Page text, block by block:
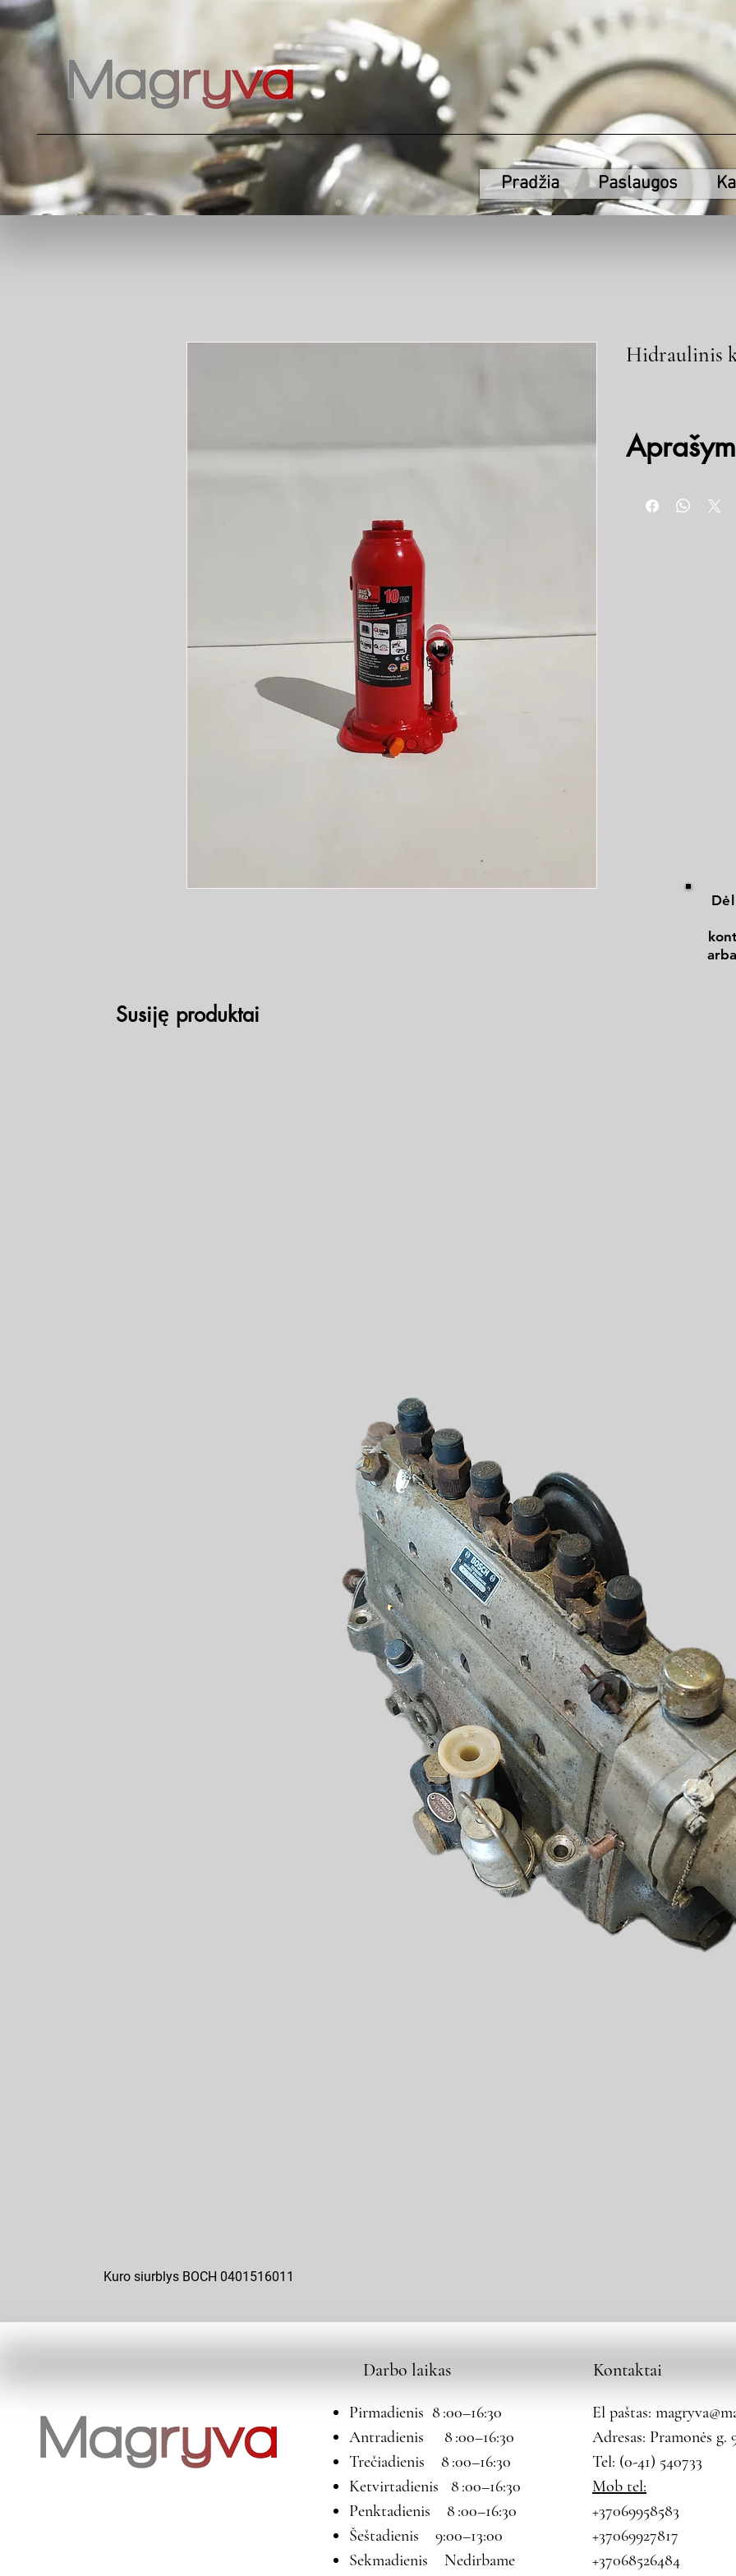
Pradžia Paslaugos
Hidraulinis
Torin Big Red
Susiję produktai
Kuro siurblys BOCH 0401516011
Darbo laikas
Pirmadienis 8 :00–16:30
Antradienis 8 :00–16:30
Trečiadienis 8 :00–16:30
Ketvirtadienis 8 :00–16:30
Penktadienis 8 :00–16:30
Šeštadienis 9:00–13:00
Sekmadienis Nedirbame
Kontaktai
El paštas:
Adresas: Pramonės g.
Tel: (0-41) 540733
Mob tel:
+37069958583
+37069927817
+37068526484